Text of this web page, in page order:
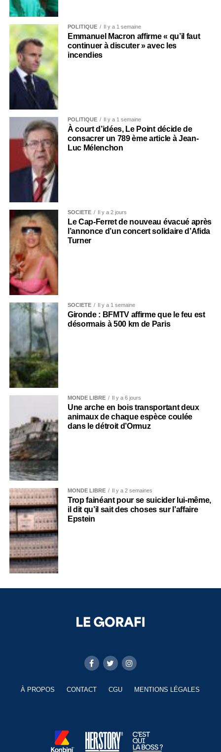
POLITIQUE Il y a 1 semaine
Emmanuel Macron affirme « qu’il faut
continuer à discuter » avec les
incendies
POLITIQUE Il y a 1 semaine
À court d’idées, Le Point décide de
consacrer un 789 ème article à Jean-
Luc Mélenchon
SOCIÉTÉ Il y a 2 jours
Le Cap-Ferret de nouveau évacué après
l’annonce d’un concert solidaire d’Afida
Turner
SOCIÉTÉ Il y a 1 semaine
Gironde : BFMTV affirme que le feu est
désormais à 500 km de Paris
MONDE LIBRE Il y a 6 jours
Une arche en bois transportant deux
animaux de chaque espèce coulée
dans le détroit d’Ormuz
MONDE LIBRE Il y a 2 semaines
Trop fainéant pour se suicider lui-même,
il dit qu’il sait des choses sur l’affaire
Epstein
À PROPOS CONTACT CGU MENTIONS LÉGALES